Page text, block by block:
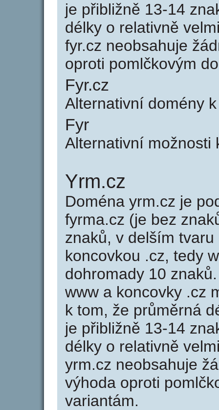
je přibližně 13-14
délky o relativně
fyr.cz neobsahuje
oproti pomlčkovým
Fyr.cz
Alternativní domény
Fyr
Alternativní možnosti
Yrm.cz
Doména yrm.cz je
fyrma.cz (je bez
znaků, v delším
koncovkou .cz, tedy
dohromady 10
www a koncovky .cz
k tom, že průměrná
je přibližně 13-14
délky o relativně
yrm.cz neobsahuje
výhoda oproti
variantám.